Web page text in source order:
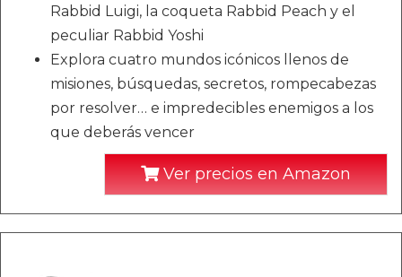
Rabbid Luigi, la coqueta Rabbid Peach y el
peculiar Rabbid Yoshi
Explora cuatro mundos icónicos llenos de
misiones, búsquedas, secretos, rompecabezas
por resolver… e impredecibles enemigos a los
que deberás vencer
Ver precios en Amazon